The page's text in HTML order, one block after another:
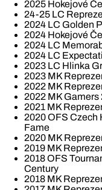
2025 Hokejové
24-25 LC
2024 LC Golden
2024 Hokejové
2024 LC
2024 LC
2023 LC Hlinka
2023 MK
2022 MK
2022 MK Gamers
2021 MK
2020 OFS Czech
Fame
2020 MK
2019 MK
2018 OFS
Century
2018 MK